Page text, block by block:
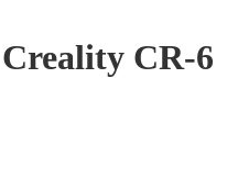
CR-6